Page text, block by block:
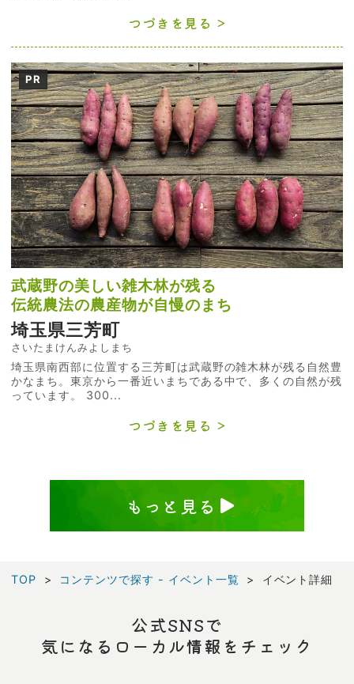
つづきを見る
PR
武蔵野の美しい雑木林が残る
伝統農法の農産物が自慢のまち
埼玉県三芳町
さいたまけんみよしまち
埼玉県南西部に位置する三芳町は武蔵野の雑木林が残る自然豊
かなまち。東京から一番近いまちである中で、多くの自然が残
っています。 300...
つづきを見る
もっと見る
TOP コンテンツで探す - イベント一覧 イベント詳細
公式SNSで
気になるローカル情報をチェック